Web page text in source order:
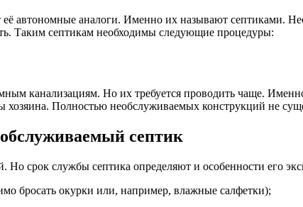
автономные аналоги. Именно их называют септиками.
Таким септикам необходимы следующие процедуры:
канализациям. Но их требуется проводить чаще.
Полностью необслуживаемых конструкций не
септик
Но срок службы септика определяют и особенности его
бросать окурки или, например, влажные салфетки);